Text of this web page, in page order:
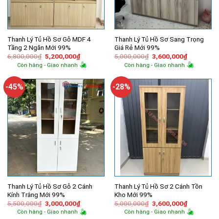
Thanh Lý Tủ Hồ Sơ Gỗ MDF 4
Tầng 2 Ngăn Mới 99%
6,800,000₫ Giá
gốc
là:
5,200,000₫Giá
hiện
tại
5,200,000₫.
Còn hàng - Giao nhanh
Thanh Lý Tủ Hồ Sơ Sang Trọng
Giá Rẻ Mới 99%
5,000,000₫ Giá
gốc
là:
3,600,000₫Giá
hiện
tại
Còn hàng - Giao nhanh
-45%
Thanh Lý Tủ Hồ Sơ Gỗ 2 Cánh
Kính Trắng Mới 99%
5,500,000₫ Giá
gốc
là:
3,000,000₫Giá
hiện
tại
Còn hàng - Giao nhanh
-28%
Thanh Lý Tủ Hồ Sơ 2 Cánh Tồn
Kho Mới 99%
5,000,000₫ Giá
gốc
là:
3,600,000₫Giá
hiện
tại
Còn hàng - Giao nhanh